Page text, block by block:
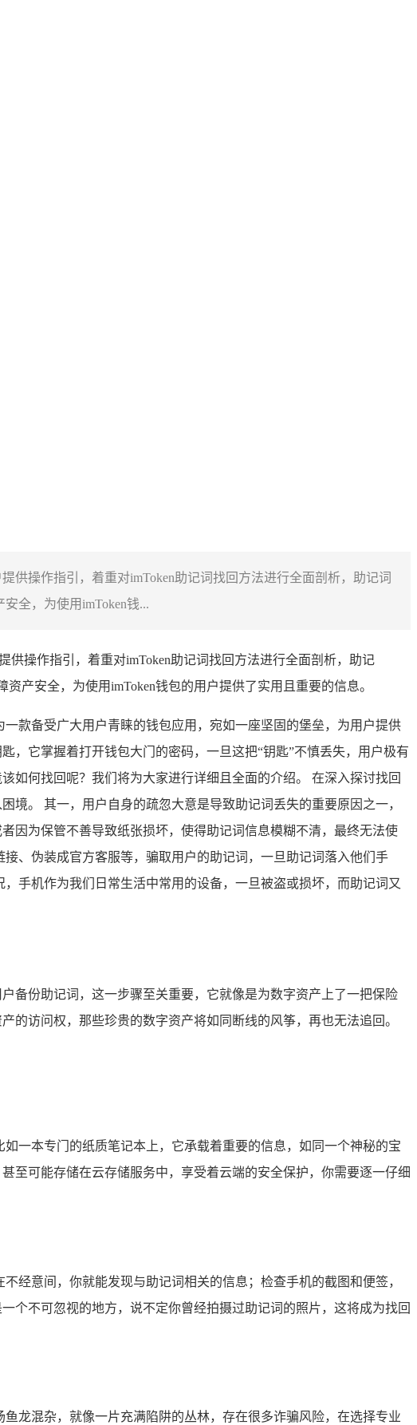
供操作指引，着重对imToken助记词找回方法进行全面剖析，助记词
全，为使用imToken钱...
操作指引，着重对imToken助记词找回方法进行全面剖析，助记
产安全，为使用imToken钱包的用户提供了实用且重要的信息。
款备受广大用户青睐的钱包应用，宛如一座坚固的堡垒，为用户提供
，它掌握着打开钱包大门的密码，一旦这把“钥匙”不慎丢失，用户极有
如何找回呢？我们将为大家进行详细且全面的介绍。 在深入探讨找回
。 其一，用户自身的疏忽大意是导致助记词丢失的重要原因之一，
因为保管不善导致纸张损坏，使得助记词信息模糊不清，最终无法使
、伪装成官方客服等，骗取用户的助记词，一旦助记词落入他们手
手机作为我们日常生活中常用的设备，一旦被盗或损坏，而助记词又
备份助记词，这一步骤至关重要，它就像是为数字资产上了一把保险
访问权，那些珍贵的数字资产将如同断线的风筝，再也无法追回。
一本专门的纸质笔记本上，它承载着重要的信息，如同一个神秘的宝
至可能存储在云存储服务中，享受着云端的安全保护，你需要逐一仔细
经意间，你就能发现与助记词相关的信息；检查手机的截图和便签，
个不可忽视的地方，说不定你曾经拍摄过助记词的照片，这将成为找回
龙混杂，就像一片充满陷阱的丛林，存在很多诈骗风险，在选择专业